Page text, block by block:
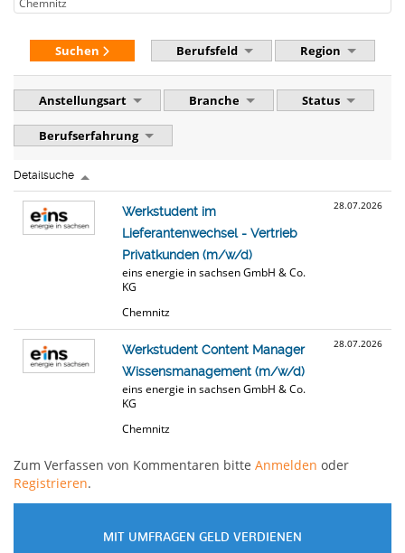
Suchen Berufsfeld Region
Anstellungsart Branche Status
Berufserfahrung
Detailsuche
28.07.2026
Werkstudent im
Lieferantenwechsel - Vertrieb
Privatkunden (m/w/d)
eins energie in sachsen GmbH & Co.
KG
Chemnitz
28.07.2026
Werkstudent Content Manager
Wissensmanagement (m/w/d)
eins energie in sachsen GmbH & Co.
KG
Chemnitz
Zum Verfassen von Kommentaren bitte Anmelden oder
Registrieren.
MIT UMFRAGEN GELD VERDIENEN